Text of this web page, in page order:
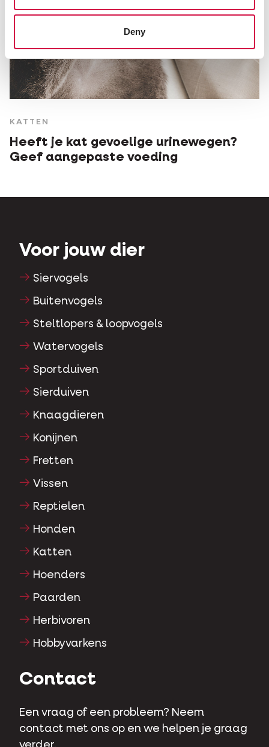
Deny
KATTEN
Heeft je kat gevoelige urinewegen?
Geef aangepaste voeding
Voor jouw dier
Siervogels
Buitenvogels
Steltlopers & loopvogels
Watervogels
Sportduiven
Sierduiven
Knaagdieren
Konijnen
Fretten
Vissen
Reptielen
Honden
Katten
Hoenders
Paarden
Herbivoren
Hobbyvarkens
Contact
Een vraag of een probleem? Neem
contact met ons op en we helpen je graag